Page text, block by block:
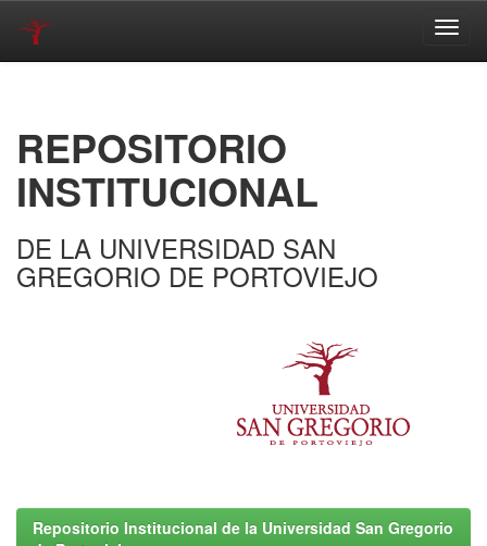
REPOSITORIO
INSTITUCIONAL
DE LA UNIVERSIDAD SAN
GREGORIO DE PORTOVIEJO
Repositorio Institucional de la Universidad San Gregorio